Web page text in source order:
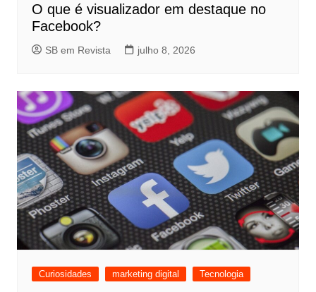
O que é visualizador em destaque no
Facebook?
SB em Revista julho 8, 2026
Curiosidades marketing digital Tecnologia